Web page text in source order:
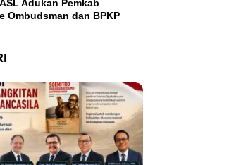
Adukan Pemkab
Ombudsman dan BPKP